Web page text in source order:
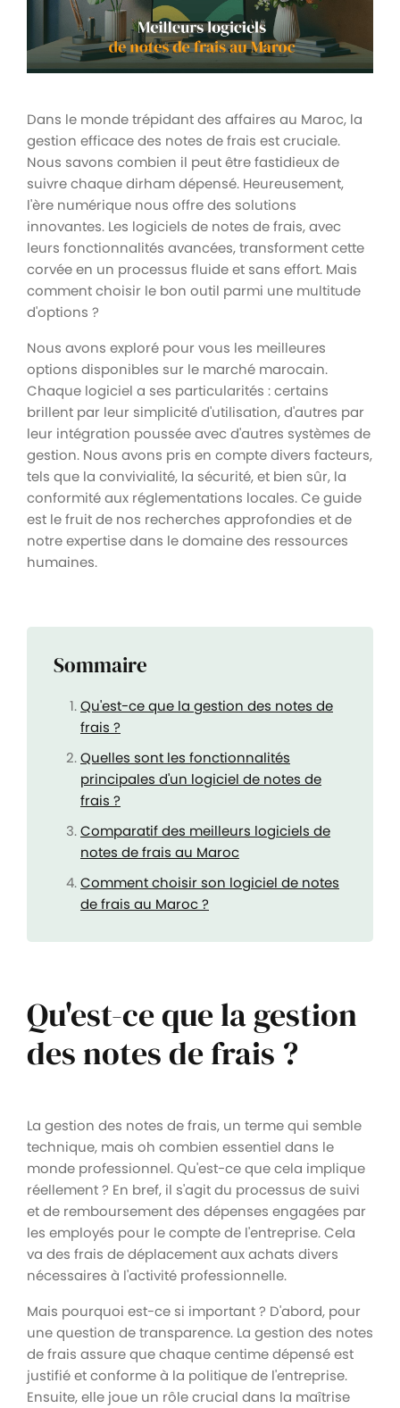
Dans le monde trépidant des affaires au Maroc, la
gestion efficace des notes de frais est cruciale.
Nous savons combien il peut être fastidieux de
suivre chaque dirham dépensé. Heureusement,
l'ère numérique nous offre des solutions
innovantes. Les logiciels de notes de frais, avec
leurs fonctionnalités avancées, transforment cette
corvée en un processus fluide et sans effort. Mais
comment choisir le bon outil parmi une multitude
d'options ?
Nous avons exploré pour vous les meilleures
options disponibles sur le marché marocain.
Chaque logiciel a ses particularités : certains
brillent par leur simplicité d'utilisation, d'autres par
leur intégration poussée avec d'autres systèmes de
gestion. Nous avons pris en compte divers facteurs,
tels que la convivialité, la sécurité, et bien sûr, la
conformité aux réglementations locales. Ce guide
est le fruit de nos recherches approfondies et de
notre expertise dans le domaine des ressources
humaines.
Sommaire
Qu'est-ce que la gestion des notes de
frais ?
Quelles sont les fonctionnalités
principales d'un logiciel de notes de
frais ?
Comparatif des meilleurs logiciels de
notes de frais au Maroc
Comment choisir son logiciel de notes
de frais au Maroc ?
Qu'est-ce que la gestion
des notes de frais ?
La gestion des notes de frais, un terme qui semble
technique, mais oh combien essentiel dans le
monde professionnel. Qu'est-ce que cela implique
réellement ? En bref, il s'agit du processus de suivi
et de remboursement des dépenses engagées par
les employés pour le compte de l'entreprise. Cela
va des frais de déplacement aux achats divers
nécessaires à l'activité professionnelle.
Mais pourquoi est-ce si important ? D'abord, pour
une question de transparence. La gestion des notes
de frais assure que chaque centime dépensé est
justifié et conforme à la politique de l'entreprise.
Ensuite, elle joue un rôle crucial dans la maîtrise